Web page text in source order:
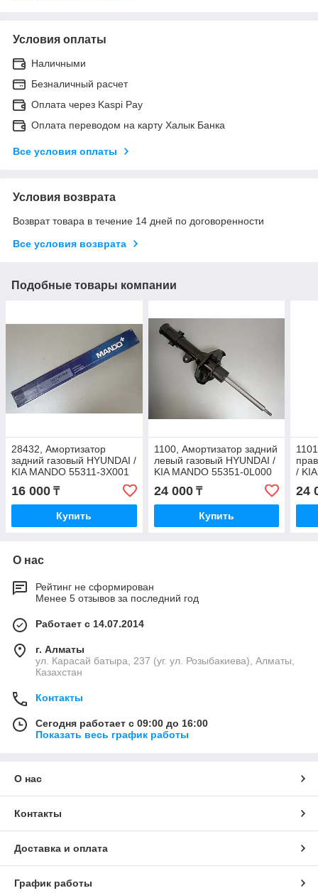
Условия оплаты
Наличными
Безналичный расчет
Оплата через Kaspi Pay
Оплата переводом на карту Халык Банка
Все условия оплаты
Условия возврата
Возврат товара в течение 14 дней по договоренности
Все условия возврата
Подобные товары компании
28432, Амортизатор
задний газовый HYUNDAI /
KIA MANDO 55311-3X001
16 000 ₸
Купить
1100, Амортизатор задний
левый газовый HYUNDAI /
KIA MANDO 55351-0L000
24 000₸
Купить
/
24
О нас
Рейтинг не сформирован
Менее 5 отзывов за последний год
Работает с 14.07.2014
г. Алматы
ул. Карасай батыра, 237 (уг. ул. Розыбакиева), Алматы,
Казахстан
Контакты
Сегодня работает с 09:00 до 16:00
Показать весь график работы
О нас
Контакты
Доставка и оплата
График работы